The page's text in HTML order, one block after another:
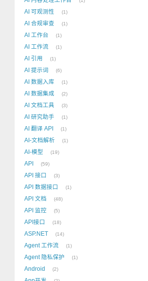
AI 可观测性 1
AI 合规审查 1
AI 工作台 1
AI 工作流 1
AI 引用 1
AI 提示词 6
AI 数据入库 1
AI 数据集成 2
AI 文档工具 3
AI 研究助手 1
AI 翻译 API 1
AI-文档解析 1
AI-模型 19
API 59
API 接口 3
API 数据接口 1
API 文档 48
API 监控 5
API接口 18
ASP.NET 14
Agent 工作流 1
Agent 隐私保护 1
Android 2